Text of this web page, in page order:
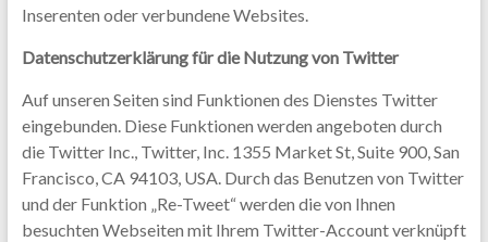
Inserenten oder verbundene Websites.
Datenschutzerklärung für die Nutzung von Twitter
Auf unseren Seiten sind Funktionen des Dienstes Twitter
eingebunden. Diese Funktionen werden angeboten durch
die Twitter Inc., Twitter, Inc. 1355 Market St, Suite 900, San
Francisco, CA 94103, USA. Durch das Benutzen von Twitter
und der Funktion „Re-Tweet“ werden die von Ihnen
besuchten Webseiten mit Ihrem Twitter-Account verknüpft